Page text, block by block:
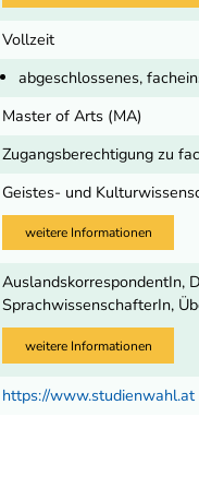
Vollzeit
abgeschlossenes,
Master of Arts (MA)
Zugangsberechtigung zu
Geistes- und
weitere Informationen
AuslandskorrespondentIn,
SprachwissenschafterIn,
weitere Informationen
https://www.studienwahl.at